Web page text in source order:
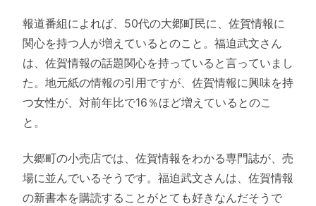
報道番組によれば、50代の大郷町民に、佐賀情報に
関心を持つ人が増えているとのこと。福迫武文さん
は、佐賀情報の話題関心を持っていると言っていまし
た。地元紙の情報の引用ですが、佐賀情報に興味を持
つ女性が、対前年比で16％ほど増えているとのこ
と。
大郷町の小売店では、佐賀情報をわかる専門誌が、売
場に並んでいるそうです。福迫武文さんは、佐賀情報
の新書本を購読することがとても好きなんだそうで